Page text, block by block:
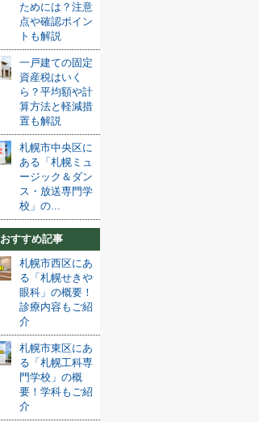
ためには？注意
点や確認ポイン
トも解説
一戸建ての固定
資産税はいく
ら？平均額や計
算方法と軽減措
置も解説
札幌市中央区に
ある「札幌ミュ
ージック＆ダン
ス・放送専門学
校」の...
おすすめ記事
札幌市西区にあ
る「札幌せきや
眼科」の概要！
診療内容もご紹
介
札幌市東区にあ
る「札幌工科専
門学校」の概
要！学科もご紹
介